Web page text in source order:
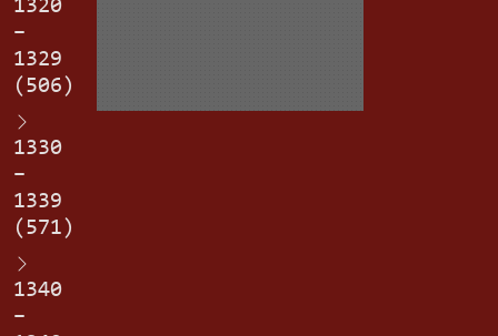
1320
–
1329
(506)
1330
–
1339
(571)
1340
–